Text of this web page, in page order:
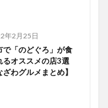
年2月25日
で「のどぐろ」が食
るオススメの店3選
ざわグルメまとめ】